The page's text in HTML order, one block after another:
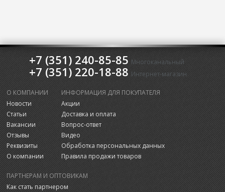
+7 (351) 240-85-85 Многоканальный
+7 (351) 220-18-88 Интернет-магазин
О КОМПАНИИ
Новости
Статьи
Вакансии
Отзывы
Реквизиты
О компании
ИНФОРМАЦИЯ ДЛЯ ПОКУПАТЕЛЯ
Акции
Доставка и оплата
Вопрос-ответ
Видео
Обработка персональных данных
Правила продажи товаров
ПАРТНЕРАМ И ОПТОВИКАМ
Как стать партнером